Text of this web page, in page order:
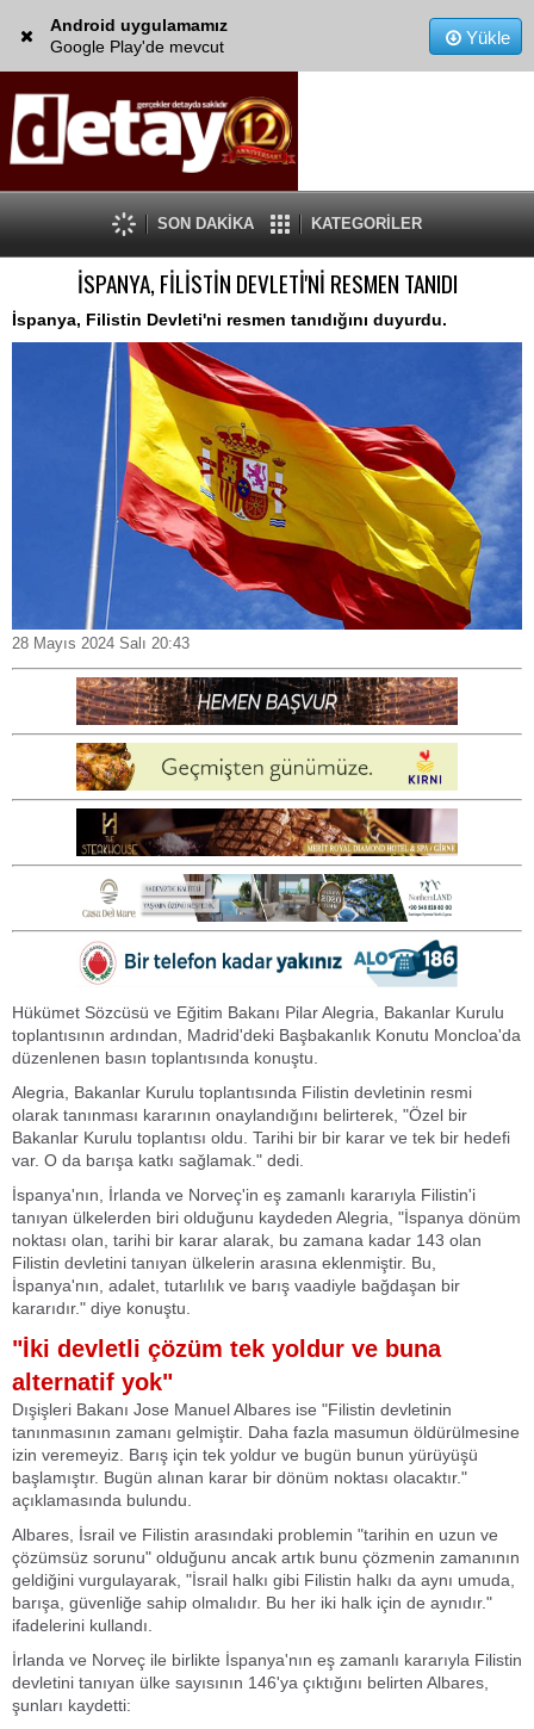
Android uygulamamız
Google Play'de mevcut
Yükle
SON DAKİKA KATEGORİLER
İSPANYA, FİLİSTİN DEVLETİ'Nİ RESMEN TANIDI
İspanya, Filistin Devleti'ni resmen tanıdığını duyurdu.
28 Mayıs 2024 Salı 20:43
Hükümet Sözcüsü ve Eğitim Bakanı Pilar Alegria, Bakanlar Kurulu
toplantısının ardından, Madrid'deki Başbakanlık Konutu Moncloa'da
düzenlenen basın toplantısında konuştu.
Alegria, Bakanlar Kurulu toplantısında Filistin devletinin resmi
olarak tanınması kararının onaylandığını belirterek, "Özel bir
Bakanlar Kurulu toplantısı oldu. Tarihi bir bir karar ve tek bir hedefi
var. O da barışa katkı sağlamak." dedi.
İspanya'nın, İrlanda ve Norveç'in eş zamanlı kararıyla Filistin'i
tanıyan ülkelerden biri olduğunu kaydeden Alegria, "İspanya dönüm
noktası olan, tarihi bir karar alarak, bu zamana kadar 143 olan
Filistin devletini tanıyan ülkelerin arasına eklenmiştir. Bu,
İspanya'nın, adalet, tutarlılık ve barış vaadiyle bağdaşan bir
kararıdır." diye konuştu.
"İki devletli çözüm tek yoldur ve buna
alternatif yok"
Dışişleri Bakanı Jose Manuel Albares ise "Filistin devletinin
tanınmasının zamanı gelmiştir. Daha fazla masumun öldürülmesine
izin veremeyiz. Barış için tek yoldur ve bugün bunun yürüyüşü
başlamıştır. Bugün alınan karar bir dönüm noktası olacaktır."
açıklamasında bulundu.
Albares, İsrail ve Filistin arasındaki problemin "tarihin en uzun ve
çözümsüz sorunu" olduğunu ancak artık bunu çözmenin zamanının
geldiğini vurgulayarak, "İsrail halkı gibi Filistin halkı da aynı umuda,
barışa, güvenliğe sahip olmalıdır. Bu her iki halk için de aynıdır."
ifadelerini kullandı.
İrlanda ve Norveç ile birlikte İspanya'nın eş zamanlı kararıyla Filistin
devletini tanıyan ülke sayısının 146'ya çıktığını belirten Albares,
şunları kaydetti: